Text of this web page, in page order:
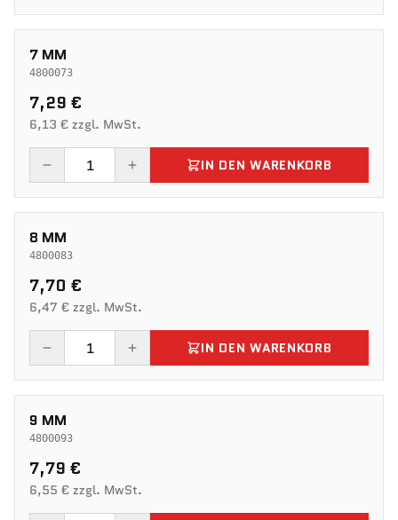
7 MM
4800073
7,29 €
6,13 € zzgl. MwSt.
IN DEN WARENKORB
8 MM
4800083
7,70 €
6,47 € zzgl. MwSt.
IN DEN WARENKORB
9 MM
4800093
7,79 €
6,55 € zzgl. MwSt.